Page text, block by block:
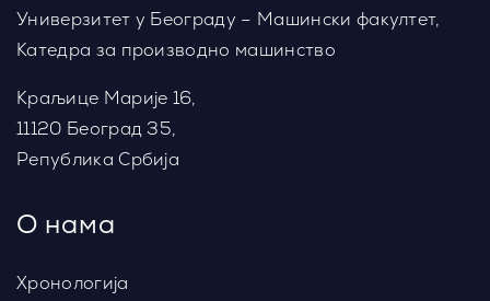
Универзитет у Београду – Машински факултет,
Катедра за производно машинство
Краљице Марије 16,
11120 Београд 35,
Република Србија
О нама
Хронологија